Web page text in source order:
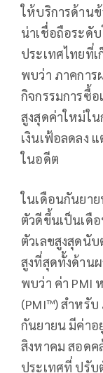
ให้บริการด้าน
น่าเชื่อถือระดับ
ประเทศไทยที่
พบว่า ภาคการ
กิจกรรมการซื้
สูงสุดค่าใหม่ใ
เงินเฟ้อลดลง
ในอดีต
ในเดือนกันยา
ตัวดีขึ้นเป็นเดื
ตัวเลขสูงสุดนั
สูงที่สุดทั้งด้าน
พบว่า ค่า PMI
(PMI™) สำหรั
กันยายน มีค่าอ
สิงหาคม สอดค
ประเทศที่ ปรั